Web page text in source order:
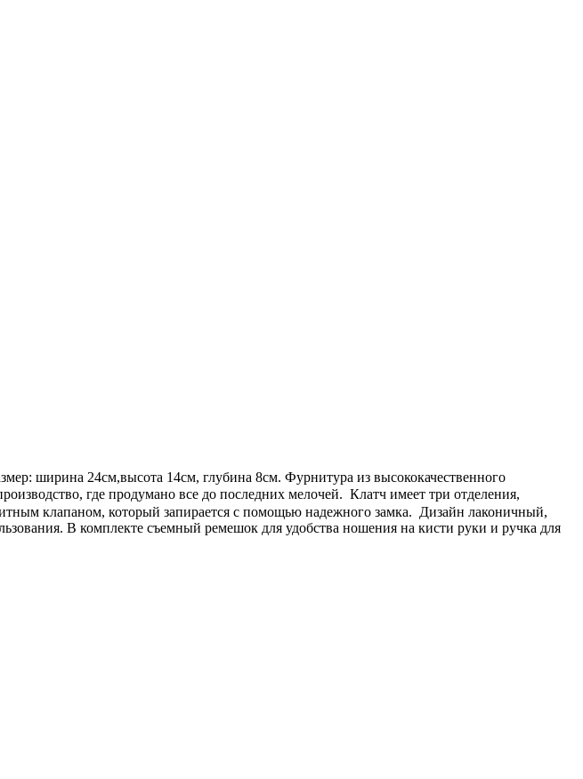
ширина 24см,высота 14см, глубина 8см. Фурнитура из высококачественного
где продумано все до последних мелочей. Клатч имеет три отделения,
клапаном, который запирается с помощью надежного замка. Дизайн лаконичный,
В комплекте съемный ремешок для удобства ношения на кисти руки и ручка для